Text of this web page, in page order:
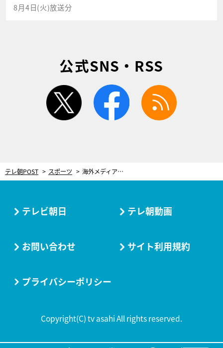
8月4日(火)放送分
公式SNS・RSS
twitter facebook
テレ朝POST スポーツ 海外メディアでも紹介！19億人を魅了しうる“ハラール神戸牛”
テレビ朝日 テレ朝動画
お問い合わせ サイト利用規約
プライバシーポリシー
Copyright(C) tv asahi All rights reserved.